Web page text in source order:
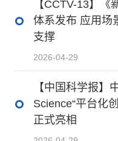
【CCTV-13】《
体系发布 应用场
支撑
2026-04-29
【中国科学报】
Science“平台化
正式亮相